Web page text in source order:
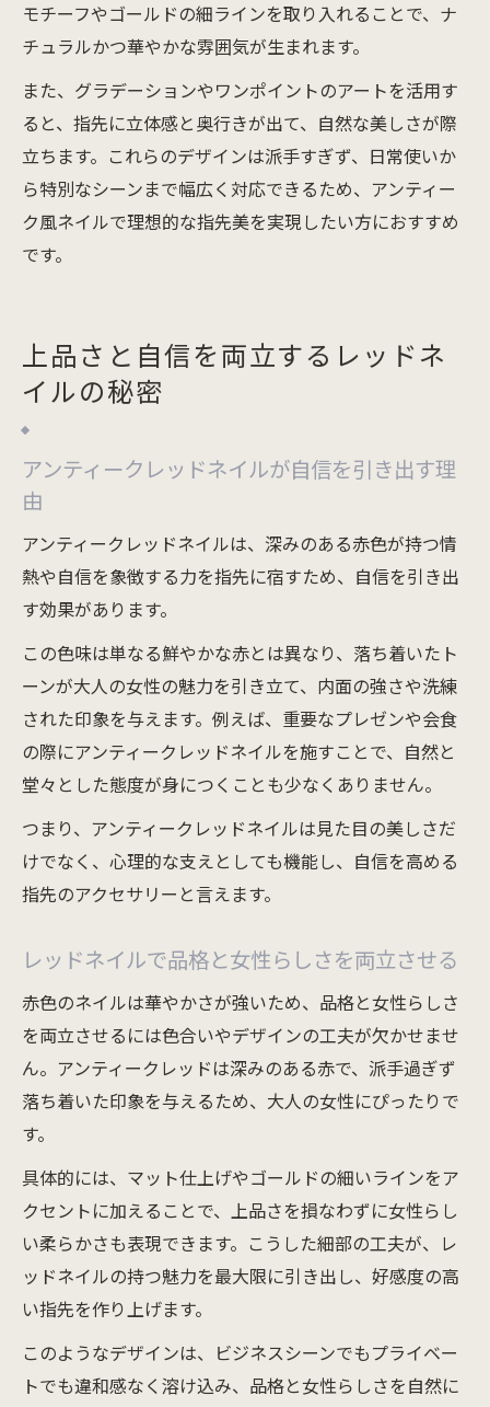
モチーフやゴールドの細ラインを取り入れることで、ナ
チュラルかつ華やかな雰囲気が生まれます。
また、グラデーションやワンポイントのアートを活用す
ると、指先に立体感と奥行きが出て、自然な美しさが際
立ちます。これらのデザインは派手すぎず、日常使いか
ら特別なシーンまで幅広く対応できるため、アンティー
ク風ネイルで理想的な指先美を実現したい方におすすめ
です。
上品さと自信を両立するレッドネ
イルの秘密
アンティークレッドネイルが自信を引き出す理
由
アンティークレッドネイルは、深みのある赤色が持つ情
熱や自信を象徴する力を指先に宿すため、自信を引き出
す効果があります。
この色味は単なる鮮やかな赤とは異なり、落ち着いたト
ーンが大人の女性の魅力を引き立て、内面の強さや洗練
された印象を与えます。例えば、重要なプレゼンや会食
の際にアンティークレッドネイルを施すことで、自然と
堂々とした態度が身につくことも少なくありません。
つまり、アンティークレッドネイルは見た目の美しさだ
けでなく、心理的な支えとしても機能し、自信を高める
指先のアクセサリーと言えます。
レッドネイルで品格と女性らしさを両立させる
赤色のネイルは華やかさが強いため、品格と女性らしさ
を両立させるには色合いやデザインの工夫が欠かせませ
ん。アンティークレッドは深みのある赤で、派手過ぎず
落ち着いた印象を与えるため、大人の女性にぴったりで
す。
具体的には、マット仕上げやゴールドの細いラインをア
クセントに加えることで、上品さを損なわずに女性らし
い柔らかさも表現できます。こうした細部の工夫が、レ
ッドネイルの持つ魅力を最大限に引き出し、好感度の高
い指先を作り上げます。
このようなデザインは、ビジネスシーンでもプライベー
トでも違和感なく溶け込み、品格と女性らしさを自然に